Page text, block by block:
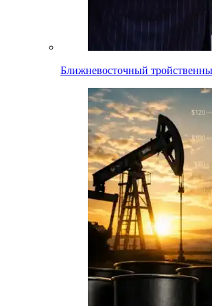
Ближневосточный